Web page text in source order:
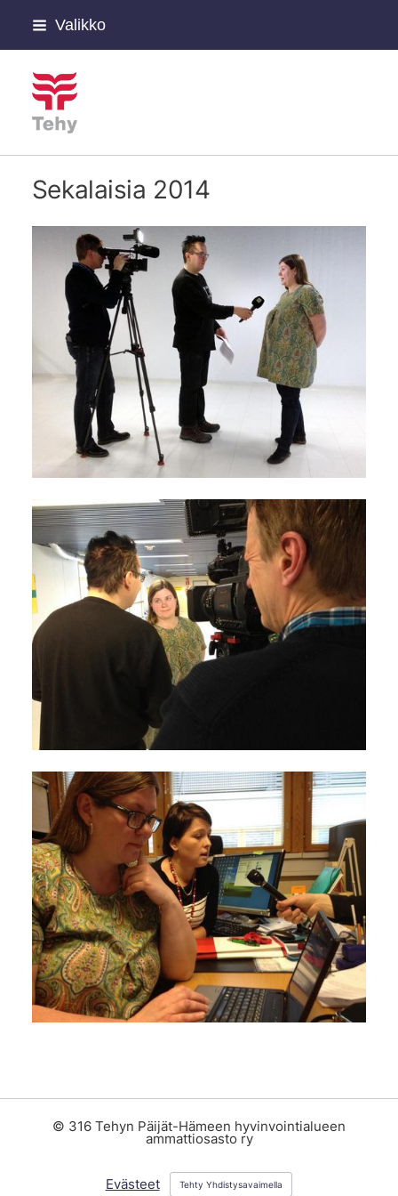
Siirry
Valikko
Tehyn Päijät-Hämeen
Sekalaisia 2014
© 316 Tehyn Päijät-Hämeen hyvinvointialueen
ammattiosasto ry
Evästeet Tehty Yhdistysavaimella